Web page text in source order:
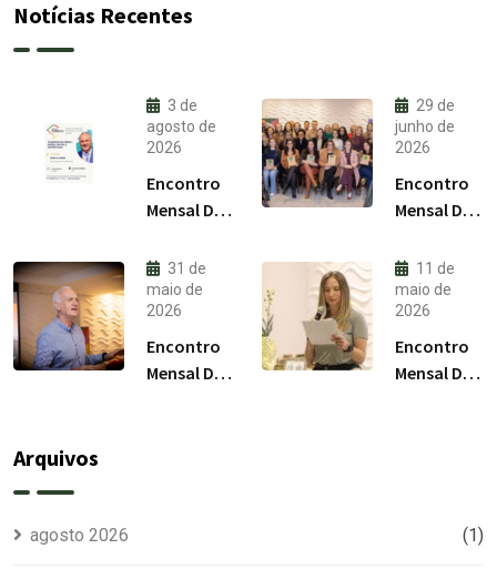
Notícias Recentes
3 de
agosto de
2026
Encontro
Mensal Do
Pedrinha
RS /
Agosto
2026
29 de
junho de
2026
Encontro
Mensal Do
Pedrinha
RS / Julho
2026
31 de
maio de
2026
Encontro
Mensal Do
11 de
maio de
2026
Encontro
Mensal Do
Arquivos
agosto 2026 (1)